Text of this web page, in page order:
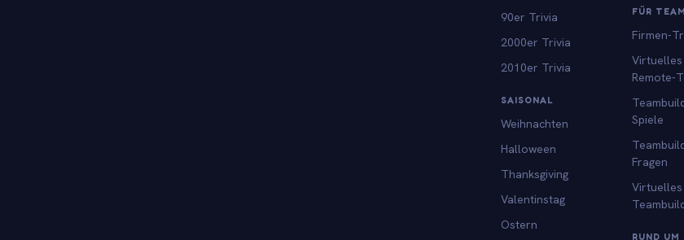
90er Trivia
2000er Trivia
2010er Trivia
SAISONAL
Weihnachten
Halloween
Thanksgiving
Valentinstag
Ostern
FÜR
Firmen-
Remote-
Spiele
Fragen
Virtuelles
RUND